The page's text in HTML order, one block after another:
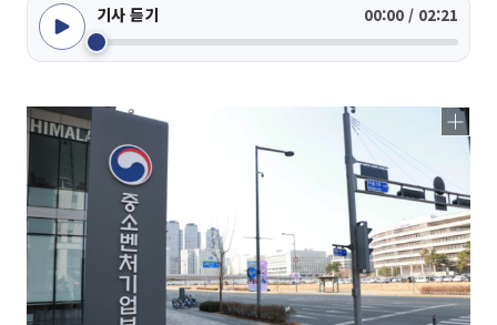
기사 듣기 00:00 / 02:21